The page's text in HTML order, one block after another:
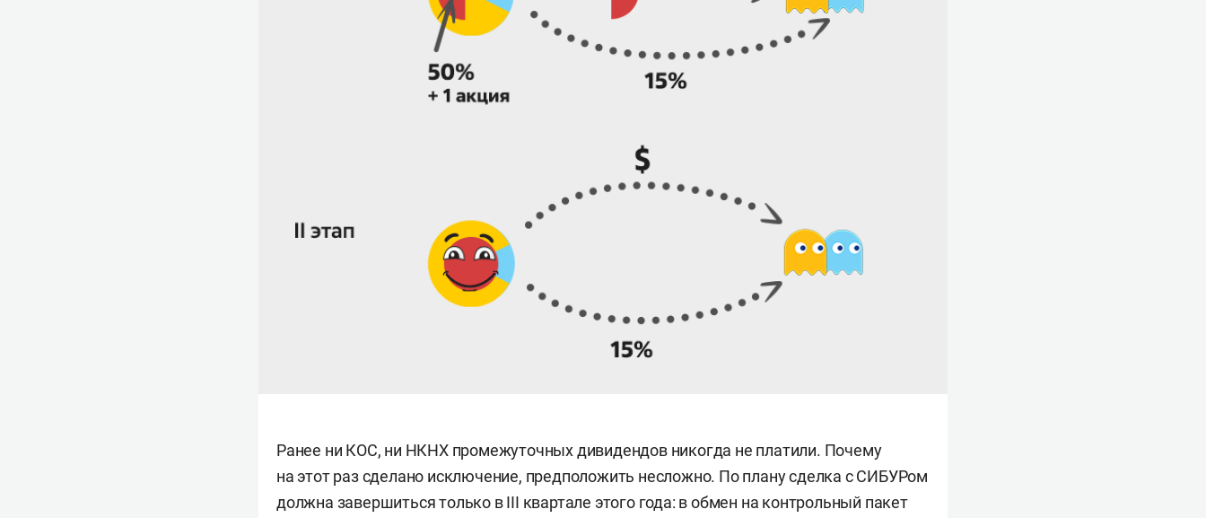
Ранее ни КОС, ни НКНХ промежуточных дивидендов никогда не платили. Почему
на этот раз сделано исключение, предположить несложно. По плану сделка с СИБУРом
должна завершиться только в III квартале этого года: в обмен на контрольный пакет